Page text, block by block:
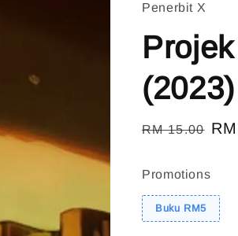
Penerbit X
(2023)
Regular
RM 15.00
Promotions
Buku RM5